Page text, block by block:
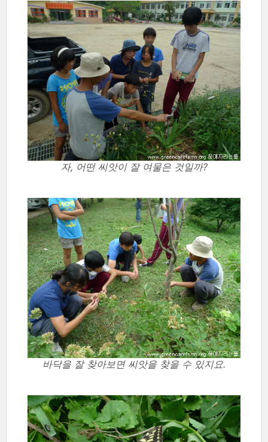
자, 어떤 씨앗이 잘 여물은 것일까?
바닥을 잘 찾아보면 씨앗을 찾을 수 있지요.